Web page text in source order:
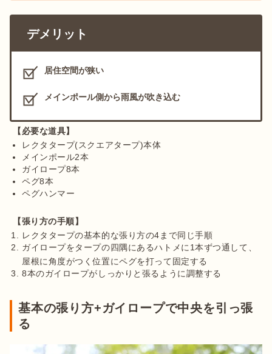
デメリット
居住空間が狭い
メインポール側から雨風が吹き込む
【必要な道具】
レクタタープ(スクエアタープ)本体
メインポール2本
ガイロープ8本
ペグ8本
ペグハンマー
【張り方の手順】
レクタタープの基本的な張り方の4まで同じ手順
ガイロープをタープの四隅にあるハトメに1本ずつ通して、
屋根に角度がつく位置にペグを打って固定する
8本のガイロープがしっかりと張るように調整する
基本の張り方+ガイロープで中央を引っ張
る